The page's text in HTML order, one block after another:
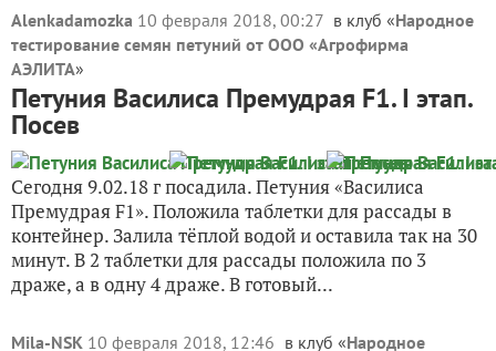
Alenkadamozka 10 февраля 2018, 00:27 в клуб «Народное
тестирование семян петуний от ООО «Агрофирма
АЭЛИТА»
Петуния Василиса Премудрая F1. I этап.
Посев
Сегодня 9.02.18 г посадила. Петуния «Василиса
Премудрая F1». Положила таблетки для рассады в
контейнер. Залила тёплой водой и оставила так на 30
минут. В 2 таблетки для рассады положила по 3
драже, а в одну 4 драже. В готовый...
Mila-NSK 10 февраля 2018, 12:46 в клуб «Народное